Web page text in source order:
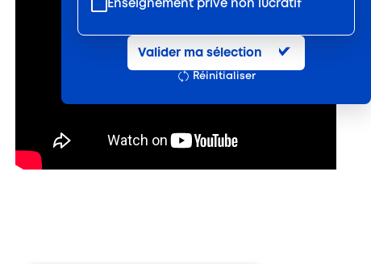
Enseignement privé non lucratif
Entretien et location textile
Hôtels, cafés, restaurants
Organismes de formation
Valider ma sélection
Réinitialiser